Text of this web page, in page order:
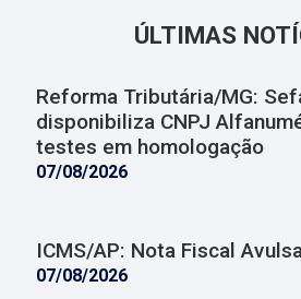
ÚLTIMAS
Reforma Tributária/MG:
disponibiliza CNPJ
testes em homologação
07/08/2026
ICMS/AP: Nota Fiscal
07/08/2026